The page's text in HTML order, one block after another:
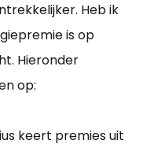
Heb ik
is op
Hieronder
op:
keert premies uit